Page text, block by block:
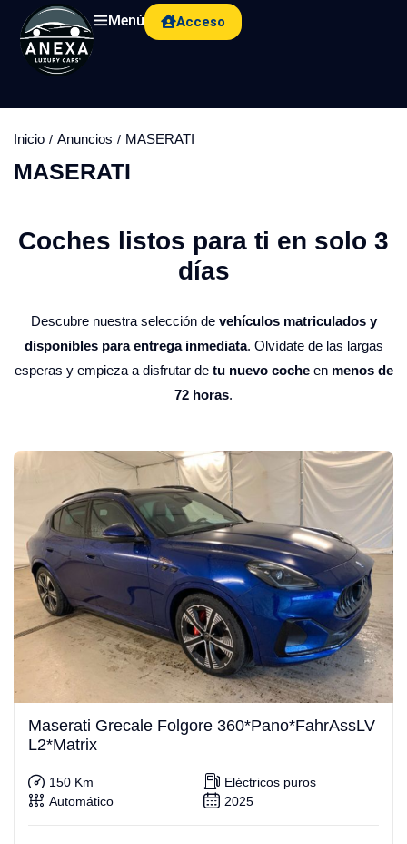
Menú Acceso
Inicio Anuncios MASERATI
MASERATI
Coches listos para ti en solo 3
días​
Descubre nuestra selección de vehículos matriculados y
disponibles para entrega inmediata. Olvídate de las largas
esperas y empieza a disfrutar de tu nuevo cocheen menos de
72 horas.
Maserati Grecale Folgore 360*Pano*FahrAssLV
L2*Matrix
150 Km
Eléctricos puros
Automático
2025